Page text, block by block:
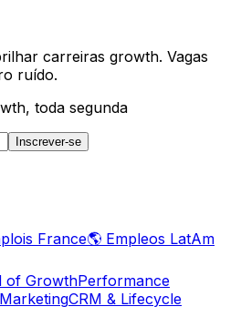
carreiras growth. Vagas
ruído.
toda segunda
Inscrever-se
France🌎 Empleos LatAm
of GrowthPerformance
CRM & Lifecycle